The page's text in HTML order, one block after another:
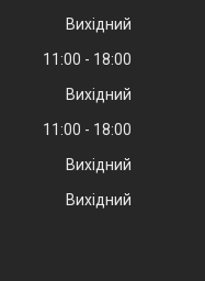
Вихідний
11:00
18:00
Вихідний
11:00
18:00
Вихідний
Вихідний